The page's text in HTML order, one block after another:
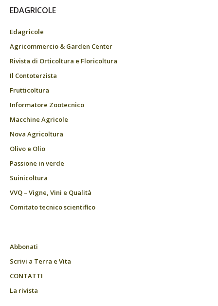
EDAGRICOLE
Edagricole
Agricommercio & Garden Center
Rivista di Orticoltura e Floricoltura
Il Contoterzista
Frutticoltura
Informatore Zootecnico
Macchine Agricole
Nova Agricoltura
Olivo e Olio
Passione in verde
Suinicoltura
VVQ – Vigne, Vini e Qualità
Comitato tecnico scientifico
Abbonati
Scrivi a Terra e Vita
CONTATTI
La rivista